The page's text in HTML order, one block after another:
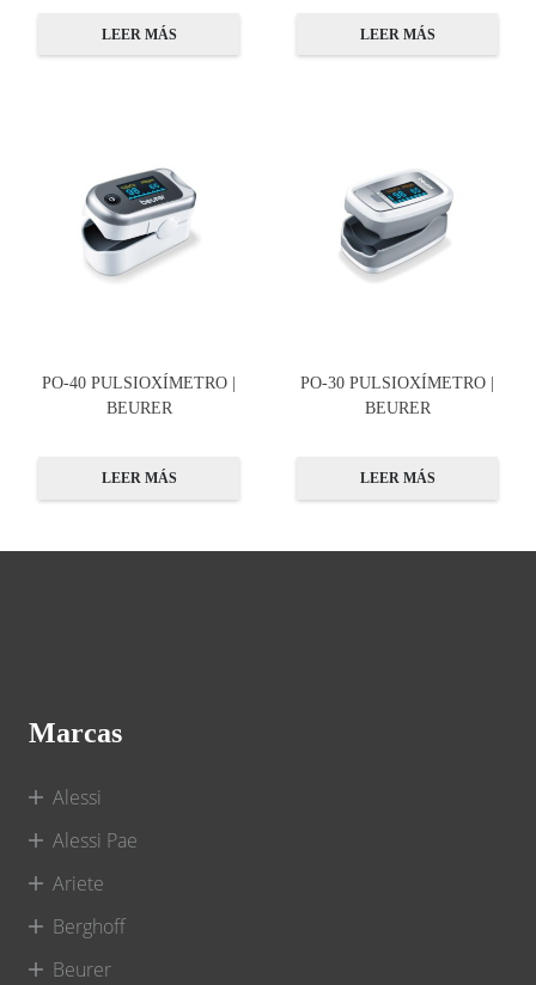
LEER MÁS LEER MÁS
PO-40 PULSIOXÍMETRO |
BEURER
LEER MÁS
PO-30 PULSIOXÍMETRO |
BEURER
LEER MÁS
Marcas
Alessi
Alessi Pae
Ariete
Berghoff
Beurer